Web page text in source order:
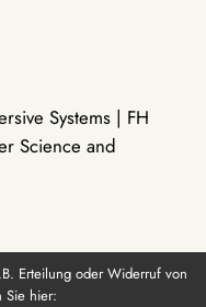
Systems | FH
Science and
Erteilung oder Widerruf von
Sie hier: